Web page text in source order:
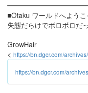
■Otaku ワールドへようこ
失態だらけでボロボロだ
GrowHair
< https://bn.dgcr.com/
https://bn.dgcr.com/